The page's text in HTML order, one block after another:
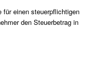
für einen steuerpflichtigen
den Steuerbetrag in